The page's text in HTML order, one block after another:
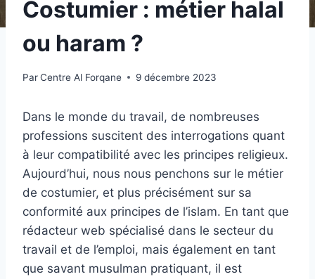
Costumier : métier halal
ou haram ?
ParCentre Al Forqane 9 décembre 2023
Dans le monde du travail, de nombreuses
professions suscitent des interrogations quant
à leur compatibilité avec les principes religieux.
Aujourd’hui, nous nous penchons sur le métier
de costumier, et plus précisément sur sa
conformité aux principes de l’islam. En tant que
rédacteur web spécialisé dans le secteur du
travail et de l’emploi, mais également en tant
que savant musulman pratiquant, il est